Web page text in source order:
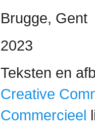
Brugge, Gent
2023
Teksten en
Creative
Commercieel